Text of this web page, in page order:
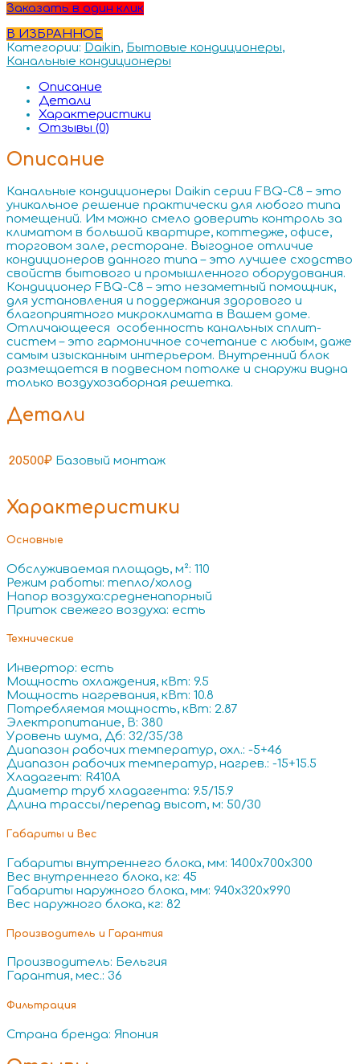
Заказать в один клик
В ИЗБРАННОЕ
Категории: Daikin, Бытовые кондиционеры,
Канальные кондиционеры
Описание
Детали
Характеристики
Отзывы (0)
Описание
Канальные кондиционеры Daikin серии FBQ-C8 – это
уникальное решение практически для любого типа
помещений. Им можно смело доверить контроль за
климатом в большой квартире, коттедже, офисе,
торговом зале, ресторане. Выгодное отличие
кондиционеров данного типа – это лучшее сходство
свойств бытового и промышленного оборудования.
Кондиционер FBQ-C8 – это незаметный помощник,
для установления и поддержания здорового и
благоприятного микроклимата в Вашем доме.
Отличающееся особенность канальных сплит-
систем – это гармоничное сочетание с любым, даже
самым изысканным интерьером. Внутренний блок
размещается в подвесном потолке и снаружи видна
только воздухозаборная решетка.
Детали
20500₽ Базовый монтаж
Характеристики
Основные
Обслуживаемая площадь, м²: 110
Режим работы: тепло/холод
Напор воздуха:средненапорный
Приток свежего воздуха: есть
Технические
Инвертор: есть
Мощность охлаждения, кВт: 9.5
Мощность нагревания, кВт: 10.8
Потребляемая мощность, кВт: 2.87
Электропитание, В: 380
Уровень шума, Дб: 32/35/38
Диапазон рабочих температур, охл.: -5+46
Диапазон рабочих температур, нагрев.: -15+15.5
Хладагент: R410A
Диаметр труб хладагента: 9.5/15.9
Длина трассы/перепад высот, м: 50/30
Габариты и Вес
Габариты внутреннего блока, мм: 1400x700x300
Вес внутреннего блока, кг: 45
Габариты наружного блока, мм: 940x320x990
Вес наружного блока, кг: 82
Производитель и Гарантия
Производитель: Бельгия
Гарантия, мес.: 36
Фильтрация
Страна бренда: Япония